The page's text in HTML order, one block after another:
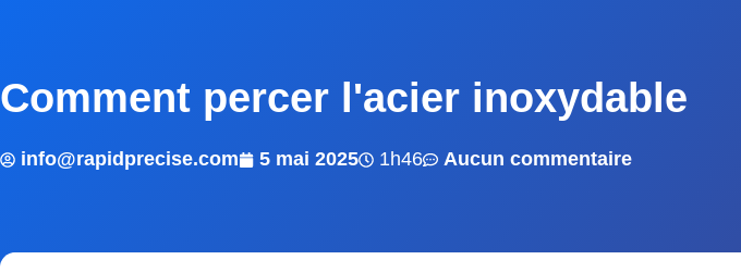
Comment percer l'acier inoxydable
info@rapidprecise.com 5 mai 2025 1h46 Aucun commentaire